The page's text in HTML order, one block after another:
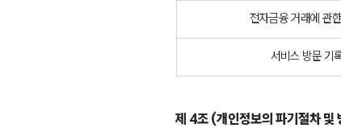
전자금융 거래에 관
서비스 방문 기
제 4조 (개인정보의 파기절차 및